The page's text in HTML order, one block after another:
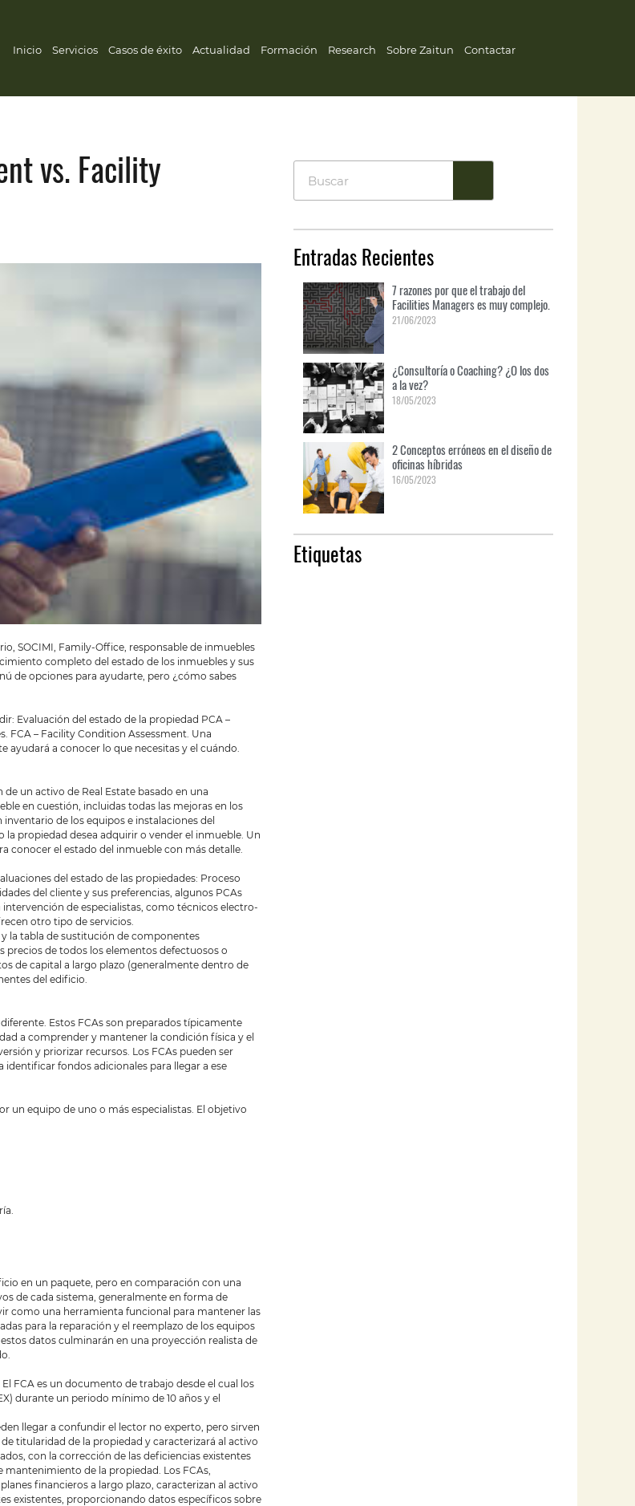
Inicio Servicios Casos de éxito Actualidad Formación Research Sobre Zaitun Contactar
vs. Facility
SOCIMI, Family-Office, responsable de inmuebles
completo del estado de los inmuebles y sus
de opciones para ayudarte, pero ¿cómo sabes
Evaluación del estado de la propiedad PCA –
FCA – Facility Condition Assessment. Una
ayudará a conocer lo que necesitas y el cuándo.
un activo de Real Estate basado en una
en cuestión, incluidas todas las mejoras en los
de los equipos e instalaciones del
propiedad desea adquirir o vender el inmueble. Un
conocer el estado del inmueble con más detalle.
del estado de las propiedades: Proceso
del cliente y sus preferencias, algunos PCAs
de especialistas, como técnicos electro-
otro tipo de servicios.
la tabla de sustitución de componentes
precios de todos los elementos defectuosos o
de capital a largo plazo (generalmente dentro de
del edificio.
Estos FCAs son preparados típicamente
a comprender y mantener la condición física y el
y priorizar recursos. Los FCAs pueden ser
fondos adicionales para llegar a ese
un equipo de uno o más especialistas. El objetivo
en un paquete, pero en comparación con una
de cada sistema, generalmente en forma de
como una herramienta funcional para mantener las
para la reparación y el reemplazo de los equipos
datos culminarán en una proyección realista de
FCA es un documento de trabajo desde el cual los
durante un periodo mínimo de 10 años y el
llegar a confundir el lector no experto, pero sirven
titularidad de la propiedad y caracterizará al activo
con la corrección de las deficiencias existentes
de la propiedad. Los FCAs,
financieros a largo plazo, caracterizan al activo
existentes, proporcionando datos específicos sobre
Entradas Recientes
7 razones por que el trabajo del
Facilities Managers es muy complejo.
21/06/2023
¿Consultoría o Coaching? ¿O los dos
a la vez?
18/05/2023
2 Conceptos erróneos en el diseño de
oficinas híbridas
16/05/2023
Etiquetas